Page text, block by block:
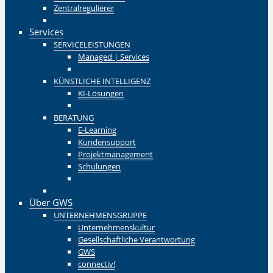
Zentralregulierer
Services
SERVICELEISTUNGEN
Managed | Services
KÜNSTLICHE INTELLIGENZ
KI-Lösungen
BERATUNG
E-Learning
Kundensupport
Projektmanagement
Schulungen
Über GWS
UNTERNEHMENSGRUPPE
Unternehmenskultur
Gesellschaftliche Verantwortung
GWS
connectiv!